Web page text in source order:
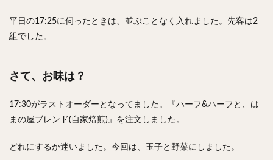
平日の17:25に伺ったときは、並ぶことなく入れました。先客は2
組でした。
さて、お味は？
17:30がラストオーダーとなってました。『ハーフ&ハーフと、は
まの屋ブレンド(自家焙煎)』を注文しました。
どれにするか迷いました。今回は、玉子と野菜にしました。